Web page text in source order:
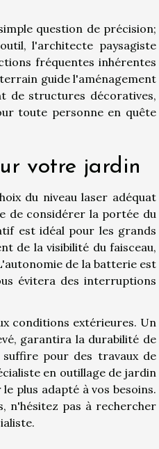
question de précision;
l'architecte paysagiste
fréquentes inhérentes
guide l'aménagement
de structures décoratives,
toute personne en quête
votre jardin
du niveau laser adéquat
de considérer la portée du
est idéal pour les grands
de la visibilité du faisceau,
de la batterie est
évitera des interruptions
conditions extérieures. Un
garantira la durabilité de
pour des travaux de
en outillage de jardin
plus adapté à vos besoins.
n'hésitez pas à rechercher